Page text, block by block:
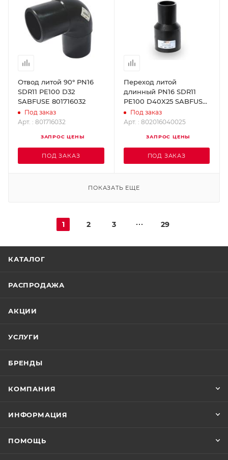
Отвод литой 90° PN16
SDR11 PE100 D32
SABFUSE 801716032
Под заказ
Арт. : 801716032
ЗАПРОС ЦЕНЫ
ПОД ЗАКАЗ
Переход литой
длинный PN16 SDR11
PE100 D40X25 SABFUSE
802016040025
Под заказ
Арт. : 802016040025
ЗАПРОС ЦЕНЫ
ПОД ЗАКАЗ
ПОКАЗАТЬ ЕЩЕ
1 2 3 29
КАТАЛОГ
РАСПРОДАЖА
АКЦИИ
УСЛУГИ
БРЕНДЫ
КОМПАНИЯ
ИНФОРМАЦИЯ
ПОМОЩЬ